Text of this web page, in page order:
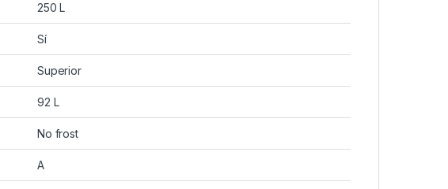
250 L
Sí
Superior
92 L
No frost
A